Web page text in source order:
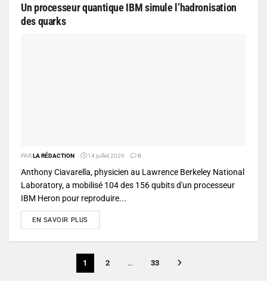
Un processeur quantique IBM simule l’hadronisation
des quarks
PARLA RÉDACTION 14 juillet 2026 0
Anthony Ciavarella, physicien au Lawrence Berkeley National
Laboratory, a mobilisé 104 des 156 qubits d'un processeur
IBM Heron pour reproduire...
EN SAVOIR PLUS
1 2 … 33